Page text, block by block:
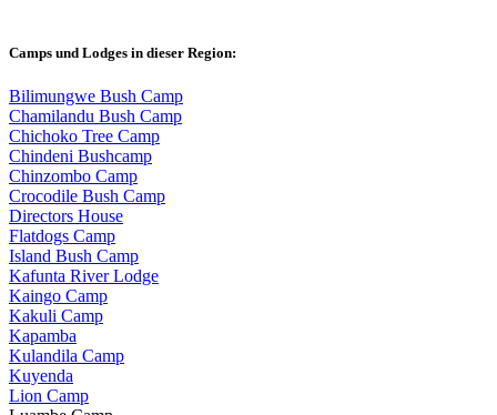
Camps und Lodges in dieser Region:
Bilimungwe Bush Camp
Chamilandu Bush Camp
Chichoko Tree Camp
Chindeni Bushcamp
Chinzombo Camp
Crocodile Bush Camp
Directors House
Flatdogs Camp
Island Bush Camp
Kafunta River Lodge
Kaingo Camp
Kakuli Camp
Kapamba
Kulandila Camp
Kuyenda
Lion Camp